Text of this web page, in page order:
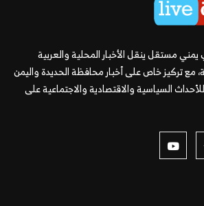
مستقل ينقل الأخبار المحلية والعربية
مع تركيز خاص على أخبار محافظة الحديدة واليمن
السياسية والاقتصادية والاجتماعية على